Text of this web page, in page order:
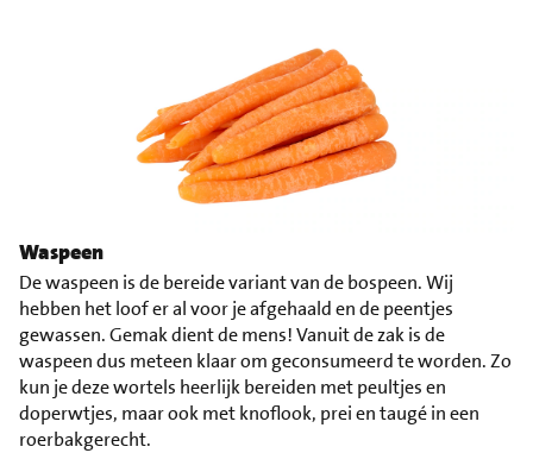
Waspeen
De waspeen is de bereide variant van de bospeen. Wij
hebben het loof er al voor je afgehaald en de peentjes
gewassen. Gemak dient de mens! Vanuit de zak is de
waspeen dus meteen klaar om geconsumeerd te worden. Zo
kun je deze wortels heerlijk bereiden met peultjes en
doperwtjes, maar ook met knoflook, prei en taugé in een
roerbakgerecht.